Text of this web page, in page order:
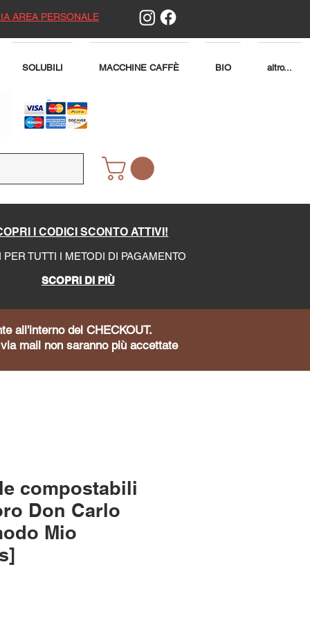
AREA PERSONALE
SOLUBILI MACCHINE CAFFÈ BIO altro...
I CODICI SCONTO ATTIVI!
PER TUTTI I METODI DI PAGAMENTO
SCOPRI DI PIÙ
all'interno del CHECKOUT.
mail non saranno più accettate
compostabili
Don Carlo
Mio